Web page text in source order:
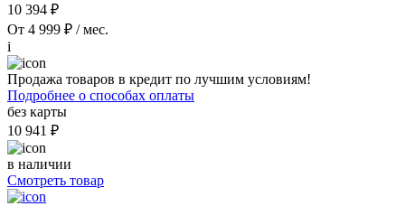
10 394 ₽
От 4 999 ₽ / мес.
i
Продажа товаров в кредит по лучшим условиям!
Подробнее о способах оплаты
без карты
10 941 ₽
в наличии
Смотреть товар